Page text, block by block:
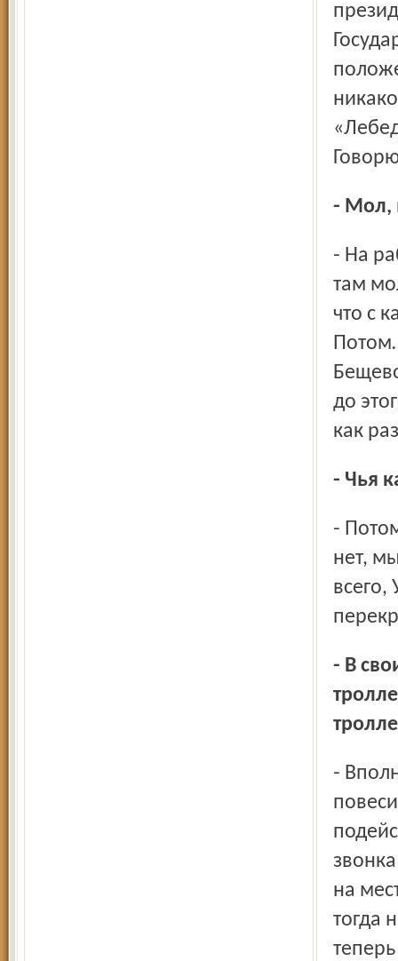
-
- На работу прихожу. Звонок телефонный. Беру трубку –
там
что с
до
как
- Чья
- Потом у генерала Разживина выясняли – он говорит: нет-
нет,
- В своих мемуарах он пишет, что это вообще
- Вполне возможно. Но сам факт такого совпадения, что
на
тогда